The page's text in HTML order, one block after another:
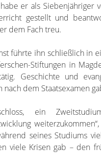
er als Siebenjähriger
gestellt und
dem Fach treu.
führte ihn schließlich in
Stiftungen in
Geschichte und
nach dem Staatsexamen
ein
seines Studiums
viele Krisen gab – den